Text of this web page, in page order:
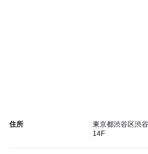
住所
東京都渋谷区渋
14F